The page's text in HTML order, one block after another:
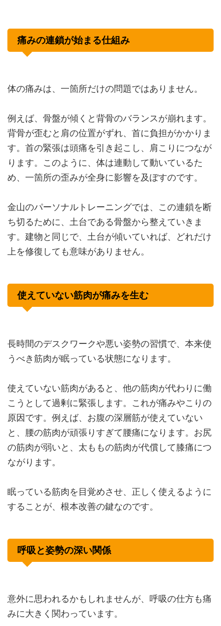
痛みの連鎖が始まる仕組み
体の痛みは、一箇所だけの問題ではありません。
例えば、骨盤が傾くと背骨のバランスが崩れます。
背骨が歪むと肩の位置がずれ、首に負担がかかりま
す。首の緊張は頭痛を引き起こし、肩こりにつなが
ります。このように、体は連動して動いているた
め、一箇所の歪みが全身に影響を及ぼすのです。
金山のパーソナルトレーニングでは、この連鎖を断
ち切るために、土台である骨盤から整えていきま
す。建物と同じで、土台が傾いていれば、どれだけ
上を修復しても意味がありません。
使えていない筋肉が痛みを生む
長時間のデスクワークや悪い姿勢の習慣で、本来使
うべき筋肉が眠っている状態になります。
使えていない筋肉があると、他の筋肉が代わりに働
こうとして過剰に緊張します。これが痛みやこりの
原因です。例えば、お腹の深層筋が使えていない
と、腰の筋肉が頑張りすぎて腰痛になります。お尻
の筋肉が弱いと、太ももの筋肉が代償して膝痛につ
ながります。
眠っている筋肉を目覚めさせ、正しく使えるように
することが、根本改善の鍵なのです。
呼吸と姿勢の深い関係
意外に思われるかもしれませんが、呼吸の仕方も痛
みに大きく関わっています。